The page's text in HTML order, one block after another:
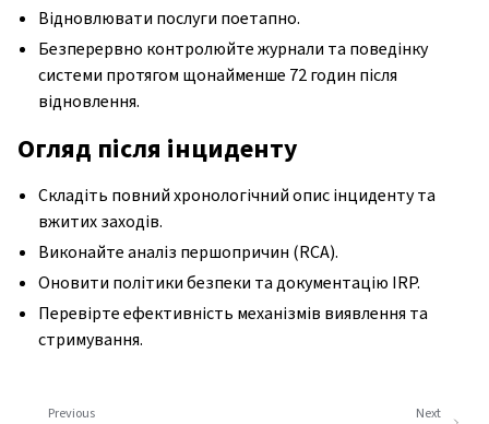
Відновлювати послуги поетапно.
Безперервно контролюйте журнали та поведінку
системи протягом щонайменше 72 годин після
відновлення.
Огляд після інциденту
Складіть повний хронологічний опис інциденту та
вжитих заходів.
Виконайте аналіз першопричин (RCA).
Оновити політики безпеки та документацію IRP.
Перевірте ефективність механізмів виявлення та
стримування.
Next
Previous